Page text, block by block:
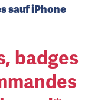
sauf iPhone
badges